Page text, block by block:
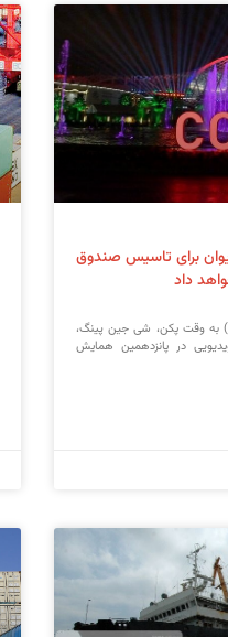
۱.۵ میلیارد یوان برای تاسیس صندوق
داد
روز سه شنبه ۲۰ مهر (۱۲اکتبر) به وقت پکن، شی جین پینگ،
در پانزدهمین همایش